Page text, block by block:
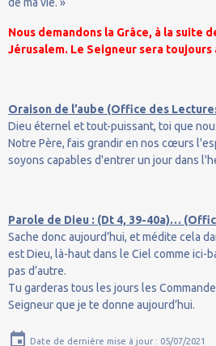
Nous demandons la Grâce, à la suite
Jérusalem. Le Seigneur sera toujours
Oraison de l’aube (Office des
Dieu éternel et tout-puissant, toi que
Notre Père, fais grandir en nos cœurs
soyons capables d'entrer un jour dans
Parole de Dieu : (Dt 4, 39-40a)…
Sache donc aujourd’hui, et médite cela
est Dieu, là-haut dans le Ciel comme ici-
pas d’autre.
Tu garderas tous les jours les
Seigneur que je te donne aujourd’hui.
Date de dernière mise à jour : 05/07/2021